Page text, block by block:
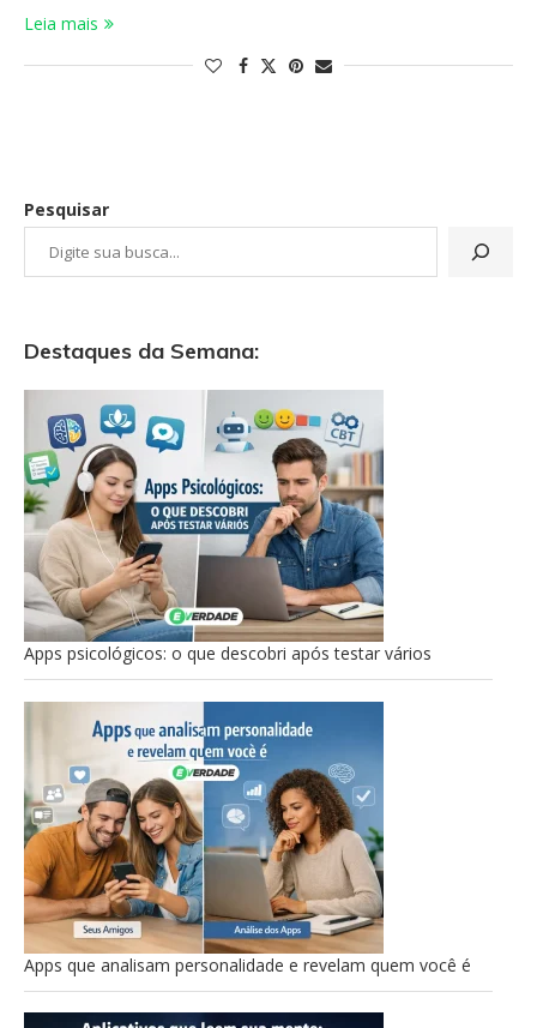
Leia mais
Pesquisar
Destaques da Semana:
Apps psicológicos: o que descobri após testar vários
Apps que analisam personalidade e revelam quem você é